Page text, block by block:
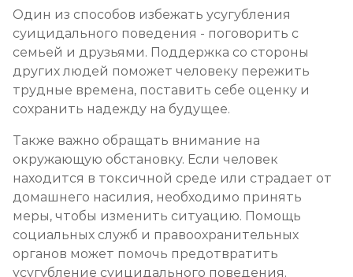
Один из способов избежать усугубления
суицидального поведения - поговорить с
семьей и друзьями. Поддержка со стороны
других людей поможет человеку пережить
трудные времена, поставить себе оценку и
сохранить надежду на будущее.
Также важно обращать внимание на
окружающую обстановку. Если человек
находится в токсичной среде или страдает от
домашнего насилия, необходимо принять
меры, чтобы изменить ситуацию. Помощь
социальных служб и правоохранительных
органов может помочь предотвратить
усугубление суицидального поведения.